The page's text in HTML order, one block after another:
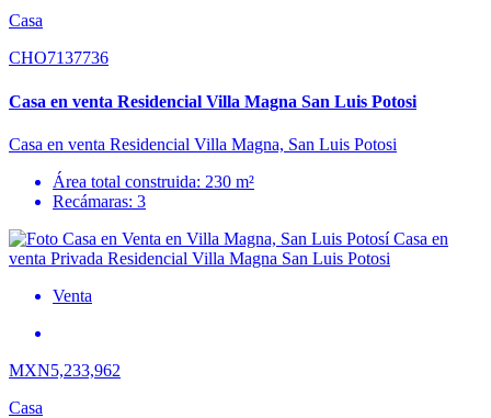
Casa
CHO7137736
Casa en venta Residencial Villa Magna San Luis Potosi
Casa en venta Residencial Villa Magna, San Luis Potosi
Área total construida: 230 m²
Recámaras: 3
Venta
MXN5,233,962
Casa